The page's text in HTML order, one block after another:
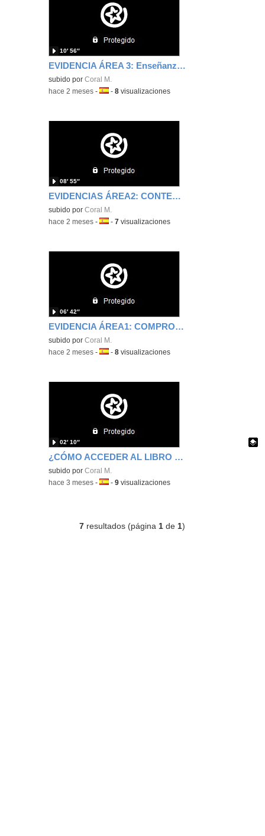
EVIDENCIA ÁREA 3: Enseñanza y aprendizaje
subido porCoral M.
10′ 56″
-hace 2 meses -Idioma:
-8 visualizaciones
EVIDENCIAS ÁREA2: CONTENIDOS DIGITALES
subido porCoral M.
08′ 55″
-hace 2 meses -Idioma:
-7 visualizaciones
EVIDENCIA ÁREA1: COMPROMISO PROFESIONAL
subido porCoral M.
06′ 42″
-hace 2 meses -Idioma:
-8 visualizaciones
¿CÓMO ACCEDER AL LIBRO DE CALIFICACIONES?
Contenido educativo.
subido porCoral M.
02′ 10″
-hace 3 meses -Idioma:
-9 visualizaciones
7 resultados (página 1 de 1)